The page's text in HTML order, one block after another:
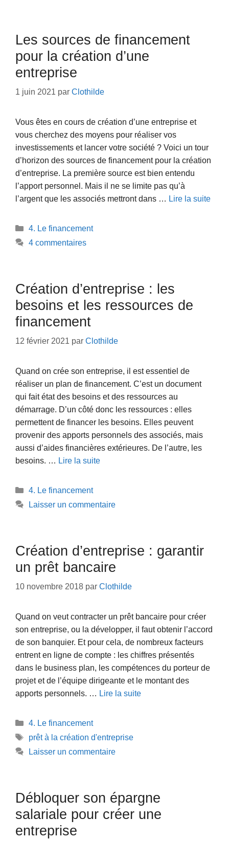
Les sources de financement
pour la création d’une
entreprise
1 juin 2021 par Clothilde
Vous êtes en cours de création d’une entreprise et
vous cherchez des moyens pour réaliser vos
investissements et lancer votre société ? Voici un tour
d’horizon des sources de financement pour la création
d’entreprise. La première source est bien entendu
l’apport personnel. Mais il ne se limite pas qu’à
l’argent que les associés mettront dans … Lire la suite
Catégories
4. Le financement
4 commentaires
Création d’entreprise : les
besoins et les ressources de
financement
12 février 2021 par Clothilde
Quand on crée son entreprise, il est essentiel de
réaliser un plan de financement. C’est un document
qui fait état des besoins et des ressources au
démarrage. D’un côté donc les ressources : elles
permettent de financer les besoins. Elles peuvent
provenir des apports personnels des associés, mais
aussi d’aides financières extérieures. De l’autre, les
besoins. … Lire la suite
Catégories
4. Le financement
Laisser un commentaire
Création d’entreprise : garantir
un prêt bancaire
10 novembre 2018 par Clothilde
Quand on veut contracter un prêt bancaire pour créer
son entreprise, ou la développer, il faut obtenir l’accord
de son banquier. Et pour cela, de nombreux facteurs
entrent en ligne de compte : les chiffres présentés
dans le business plan, les compétences du porteur de
projet et de l’équipe dirigeante et le montant des
apports personnels. … Lire la suite
Catégories
4. Le financement
Étiquettes
prêt à la création d'entreprise
Laisser un commentaire
Débloquer son épargne
salariale pour créer une
entreprise